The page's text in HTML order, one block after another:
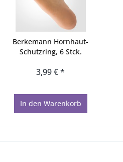
Berkemann Hornhaut-
Schutzring, 6 Stck.
3,99 € *
In den Warenkorb